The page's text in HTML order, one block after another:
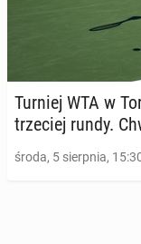
Turniej WTA w
trze­ciej rundy.
środa, 5 sierpnia,